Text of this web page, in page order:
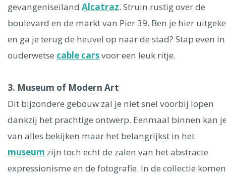
gevangeniseiland Alcatraz. Struin rustig over de
boulevard en de markt van Pier 39. Ben je hier
en ga je terug de heuvel op naar de stad? Stap even
ouderwetse cable carsvoor een leuk ritje.
3. Museum of Modern Art
Dit bijzondere gebouw zal je niet snel voorbij lopen
dankzij het prachtige ontwerp. Eenmaal binnen kan
van alles bekijken maar het belangrijkst in het
museum zijn toch echt de zalen van het abstracte
expressionisme en de fotografie. In de collectie komen